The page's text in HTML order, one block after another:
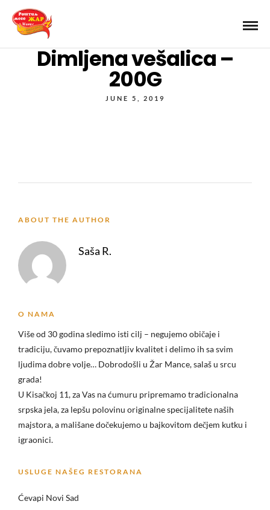
Dimljena vešalica –
200G
JUNE 5, 2019
ABOUT THE AUTHOR
Saša R.
O NAMA
Više od 30 godina sledimo isti cilj – negujemo običaje i
tradiciju, čuvamo prepoznatljiv kvalitet i delimo ih sa svim
ljudima dobre volje… Dobrodošli u Žar Mance, salaš u srcu
grada!
U Kisačkoj 11, za Vas na ćumuru pripremamo tradicionalna
srpska jela, za lepšu polovinu originalne specijalitete naših
majstora, a mališane dočekujemo u bajkovitom dečjem kutku i
igraonici.
USLUGE NAŠEG RESTORANA
Ćevapi Novi Sad